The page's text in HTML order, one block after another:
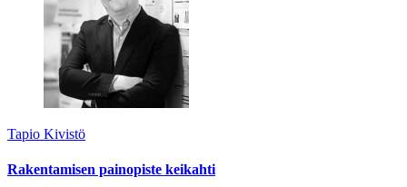
Tapio Kivistö
Rakentamisen painopiste keikahti